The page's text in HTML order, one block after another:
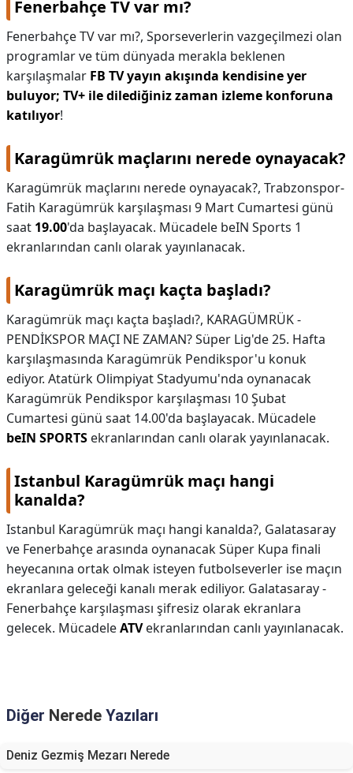
Fenerbahçe TV var mı?
Fenerbahçe TV var mı?, Sporseverlerin vazgeçilmezi olan
programlar ve tüm dünyada merakla beklenen
karşılaşmalar FB TV yayın akışında kendisine yer
buluyor; TV+ ile dilediğiniz zaman izleme konforuna
katılıyor!
Karagümrük maçlarını nerede oynayacak?
Karagümrük maçlarını nerede oynayacak?, Trabzonspor-
Fatih Karagümrük karşılaşması 9 Mart Cumartesi günü
saat 19.00'da başlayacak. Mücadele beIN Sports 1
ekranlarından canlı olarak yayınlanacak.
Karagümrük maçı kaçta başladı?
Karagümrük maçı kaçta başladı?, KARAGÜMRÜK -
PENDİKSPOR MAÇI NE ZAMAN? Süper Lig'de 25. Hafta
karşılaşmasında Karagümrük Pendikspor'u konuk
ediyor. Atatürk Olimpiyat Stadyumu'nda oynanacak
Karagümrük Pendikspor karşılaşması 10 Şubat
Cumartesi günü saat 14.00'da başlayacak. Mücadele
beIN SPORTS ekranlarından canlı olarak yayınlanacak.
Istanbul Karagümrük maçı hangi
kanalda?
Istanbul Karagümrük maçı hangi kanalda?, Galatasaray
ve Fenerbahçe arasında oynanacak Süper Kupa finali
heyecanına ortak olmak isteyen futbolseverler ise maçın
ekranlara geleceği kanalı merak ediliyor. Galatasaray -
Fenerbahçe karşılaşması şifresiz olarak ekranlara
gelecek. MücadeleATVekranlarından canlı yayınlanacak.
Diğer Nerede Yazıları
Deniz Gezmiş Mezarı Nerede